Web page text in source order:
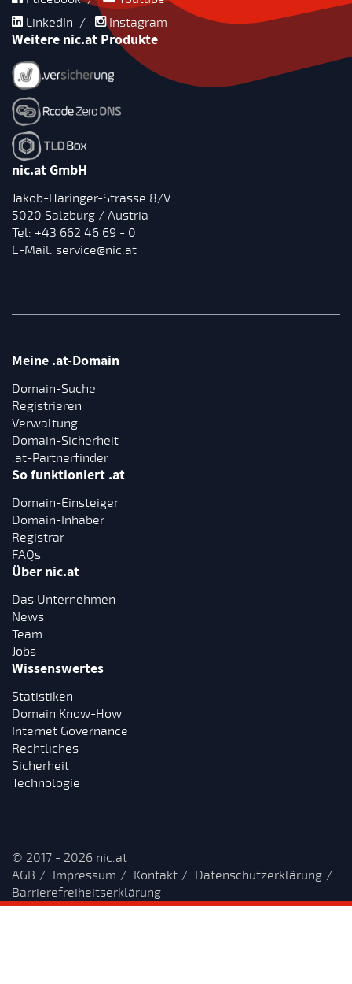
LinkedIn / Instagram
Weitere nic.at Produkte
nic.at GmbH
Jakob-Haringer-Strasse 8/V
5020 Salzburg / Austria
Tel: +43 662 46 69 - 0
E-Mail: service@nic.at
Meine .at-Domain
Domain-Suche
Registrieren
Verwaltung
Domain-Sicherheit
.at-Partnerfinder
So funktioniert .at
Domain-Einsteiger
Domain-Inhaber
Registrar
FAQs
Über nic.at
Das Unternehmen
News
Team
Jobs
Wissenswertes
Statistiken
Domain Know-How
Internet Governance
Rechtliches
Sicherheit
Technologie
© 2017 - 2026 nic.at
AGB
Impressum Kontakt
Datenschutzerklärung
Barrierefreiheitserklärung